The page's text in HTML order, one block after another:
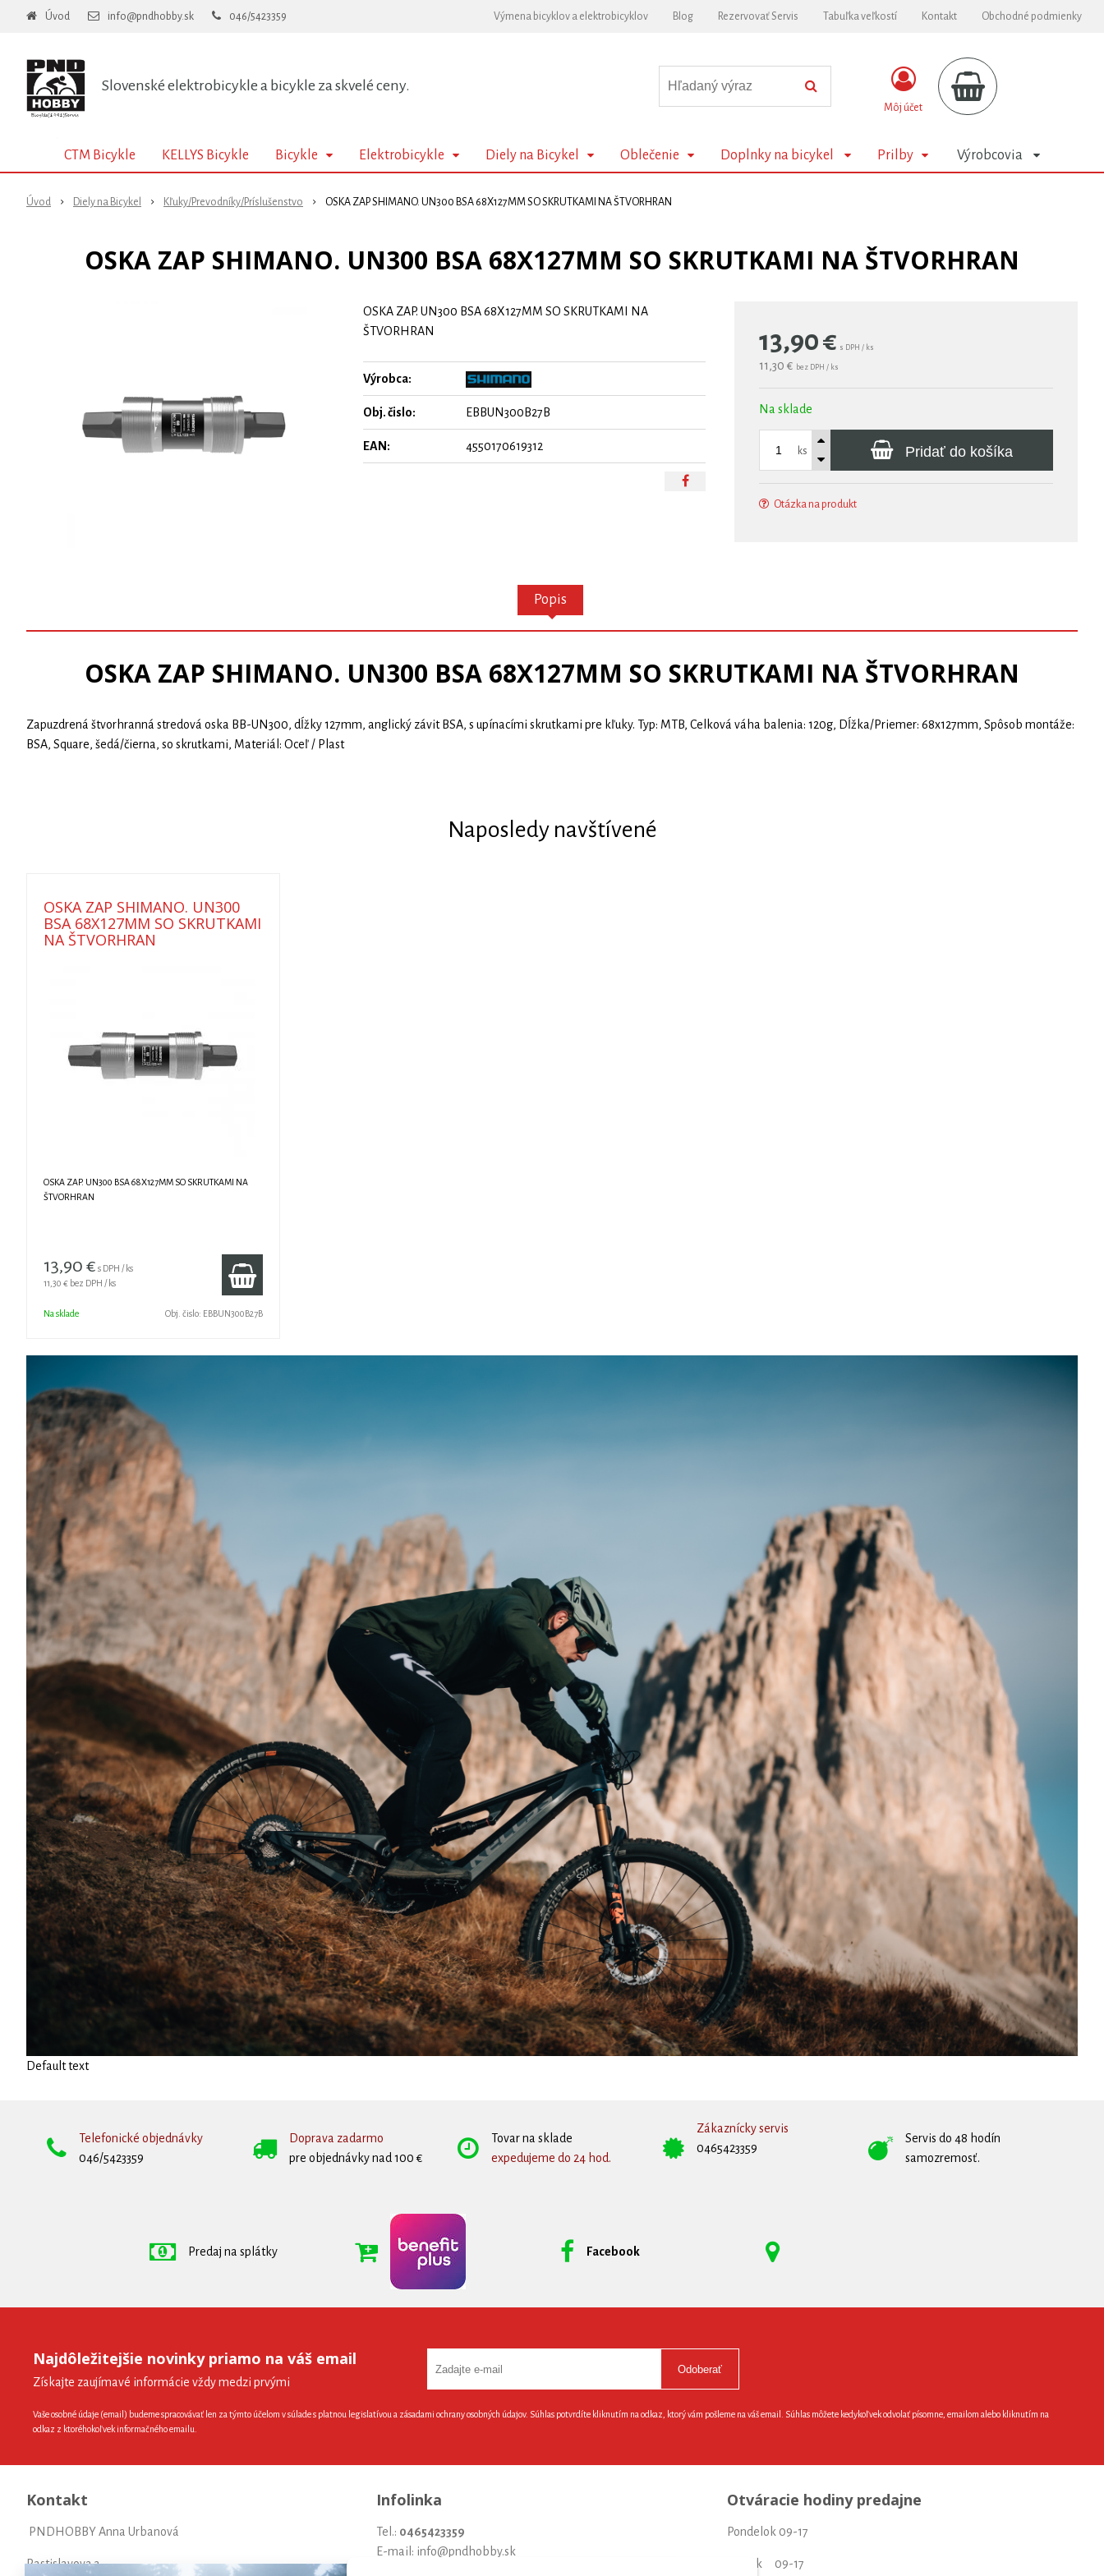
Slovenské elektrobicykle a bicykle za skvelé ceny.
Úvod info@pndhobby.sk 046/5423359 Výmena bicyklov a elektrobicyklov Blog Rezervovať Servis Tabuľka veľkostí Kontakt Obchodné podmienky
Môj účet
CTM Bicykle KELLYS Bicykle Bicykle Elektrobicykle Diely na Bicykel Oblečenie Doplnky na bicykel Prilby Výrobcovia
Úvod Diely na Bicykel Kľuky/Prevodníky/Príslušenstvo OSKA ZAP SHIMANO. UN300 BSA 68X127MM SO SKRUTKAMI NA ŠTVORHRAN
OSKA ZAP SHIMANO. UN300 BSA 68X127MM SO SKRUTKAMI NA ŠTVORHRAN
13,90€ s DPH / ks
11,30 € bez DPH / ks
Na sklade
ks Pridať do košíka
Otázka na produkt
OSKA ZAP. UN300 BSA 68X127MM SO SKRUTKAMI NA
ŠTVORHRAN
Výrobca:
Obj. čislo: EBBUN300B27B
EAN: 4550170619312
Popis
OSKA ZAP SHIMANO. UN300 BSA 68X127MM SO SKRUTKAMI NA ŠTVORHRAN
Zapuzdrená štvorhranná stredová oska BB-UN300, dĺžky 127mm, anglický závit BSA, s upínacími skrutkami pre kľuky. Typ: MTB, Celková váha balenia: 120g, Dĺžka/Priemer: 68x127mm, Spôsob montáže:
BSA, Square, šedá/čierna, so skrutkami, Materiál: Oceľ / Plast
Naposledy navštívené
OSKA ZAP SHIMANO. UN300
BSA 68X127MM SO SKRUTKAMI
NA ŠTVORHRAN
OSKA ZAP. UN300 BSA 68X127MM SO SKRUTKAMI NA
ŠTVORHRAN
13,90 € s DPH / ks
11,30 € bez DPH / ks
Na sklade Obj. čislo: EBBUN300B27B
Default text
Telefonické objednávky
046/5423359
Doprava zadarmo
pre objednávky nad 100 €
Tovar na sklade
expedujeme do 24 hod.
Zákaznícky servis
0465423359
Servis do 48 hodín
samozremosť.
Predaj na splátky Facebook
Najdôležitejšie novinky priamo na váš email
Získajte zaujímavé informácie vždy medzi prvými
Odoberať
Vaše osobné údaje (email) budeme spracovávať len za týmto účelom v súlade s platnou legislatívou a zásadami ochrany osobných údajov. Súhlas potvrdíte kliknutím na odkaz, ktorý vám pošleme na váš email. Súhlas môžete kedykoľvek odvolať písomne, emailom alebo kliknutím na
odkaz z ktoréhokoľvek informačného emailu.
Kontakt
PNDHOBBY Anna Urbanová
Rastislavova 3
Infolinka
Tel.: 0465423359
E-mail: info@pndhobby.sk
Otváracie hodiny predajne
Pondelok 09-17
Utorok 09-17